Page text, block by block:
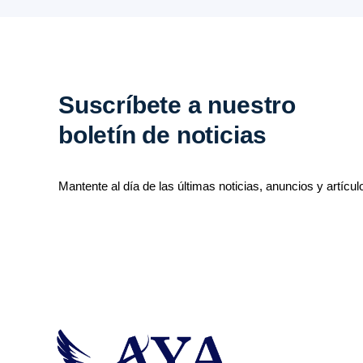
Suscríbete a nuestro
boletín de noticias
Mantente al día de las últimas noticias, anuncios y